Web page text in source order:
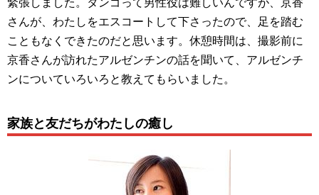
さんが、わたしをエスコートして下さったので、足を踏む
こともなくできたのだと思います。休憩時間は、撮影前に
京香さんが訪れたアルゼンチンの話を聞いて、アルゼンチ
ンについていろいろと教えてもらいました。
家族と友だちがわたしの癒し